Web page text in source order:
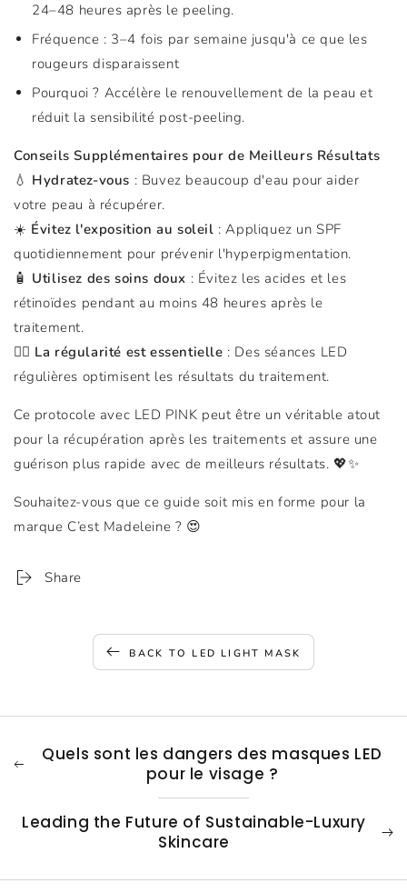
24–48 heures après le peeling.
Fréquence : 3–4 fois par semaine jusqu'à ce que les
rougeurs disparaissent
Pourquoi ? Accélère le renouvellement de la peau et
réduit la sensibilité post-peeling.
Conseils Supplémentaires pour de Meilleurs Résultats
💧 Hydratez-vous : Buvez beaucoup d'eau pour aider
votre peau à récupérer.
☀️ Évitez l'exposition au soleil : Appliquez un SPF
quotidiennement pour prévenir l'hyperpigmentation.
🧴 Utilisez des soins doux : Évitez les acides et les
rétinoïdes pendant au moins 48 heures après le
traitement.
🧘‍♀️ La régularité est essentielle : Des séances LED
régulières optimisent les résultats du traitement.
Ce protocole avec LED PINK peut être un véritable atout
pour la récupération après les traitements et assure une
guérison plus rapide avec de meilleurs résultats. 💖✨
Souhaitez-vous que ce guide soit mis en forme pour la
marque C’est Madeleine ? 😍
Share
BACK TO LED LIGHT MASK
Quels sont les dangers des masques LED
pour le visage ?
Leading the Future of Sustainable-Luxury
Skincare